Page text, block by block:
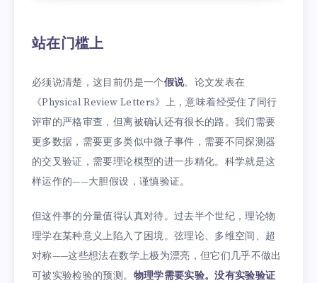
站在门槛上
必须说清楚，这目前仍是一个假说。论文发表在
《Physical Review Letters》上，意味着经受住了同行
评审的严格审查，但离被确认还有很长的路。我们需要
更多数据，需要更多类似中微子事件，需要不同探测器
的交叉验证，需要理论模型的进一步精化。科学就是这
样运作的——大胆假设，谨慎验证。
但这件事的分量值得认真对待。过去半个世纪，理论物
理学在某种意义上陷入了困境。弦理论、多维空间、超
对称——这些想法在数学上极为漂亮，但它们几乎不做出
可被实验检验的预测。 物理学需要实验。没有实验验证